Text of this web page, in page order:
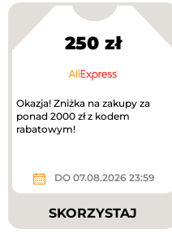
250 zł
Okazja! Zniżka na zakupy za
ponad 2000 zł z kodem
rabatowym!
DO 07.08.2026 23:59
SKORZYSTAJ